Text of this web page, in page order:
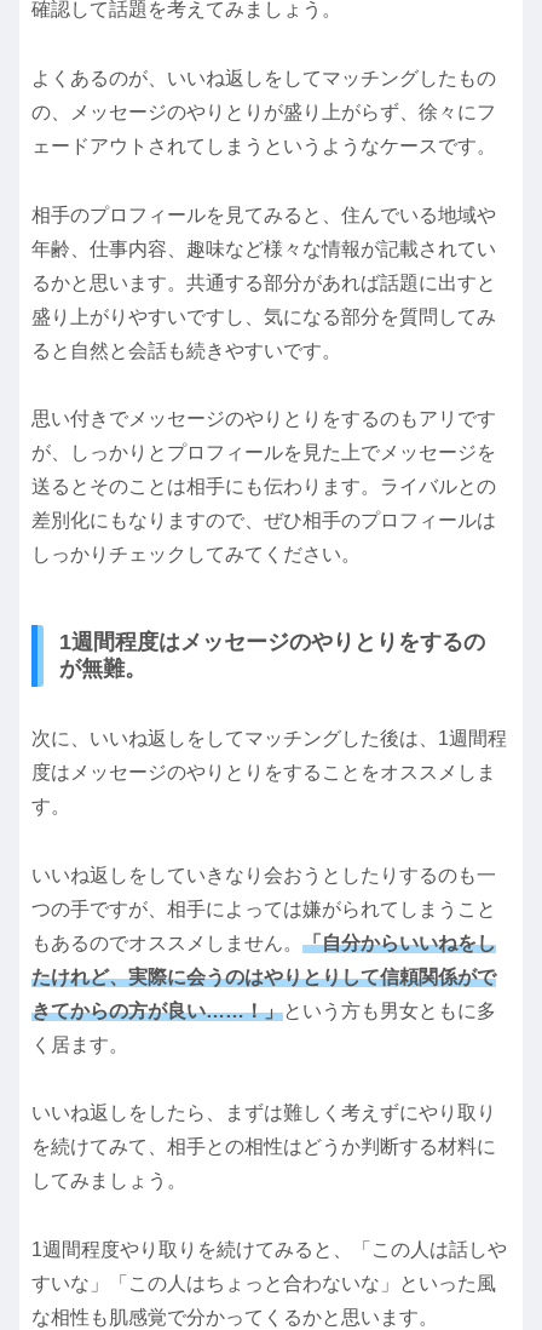
確認して話題を考えてみましょう。
よくあるのが、いいね返しをしてマッチングしたもの
の、メッセージのやりとりが盛り上がらず、徐々にフ
ェードアウトされてしまうというようなケースです。
相手のプロフィールを見てみると、住んでいる地域や
年齢、仕事内容、趣味など様々な情報が記載されてい
るかと思います。共通する部分があれば話題に出すと
盛り上がりやすいですし、気になる部分を質問してみ
ると自然と会話も続きやすいです。
思い付きでメッセージのやりとりをするのもアリです
が、しっかりとプロフィールを見た上でメッセージを
送るとそのことは相手にも伝わります。ライバルとの
差別化にもなりますので、ぜひ相手のプロフィールは
しっかりチェックしてみてください。
1週間程度はメッセージのやりとりをするの
が無難。
次に、いいね返しをしてマッチングした後は、1週間程
度はメッセージのやりとりをすることをオススメしま
す。
いいね返しをしていきなり会おうとしたりするのも一
つの手ですが、相手によっては嫌がられてしまうこと
もあるのでオススメしません。 「自分からいいねをし
たけれど、実際に会うのはやりとりして信頼関係がで
きてからの方が良い……！」という方も男女ともに多
く居ます。
いいね返しをしたら、まずは難しく考えずにやり取り
を続けてみて、相手との相性はどうか判断する材料に
してみましょう。
1週間程度やり取りを続けてみると、「この人は話しや
すいな」「この人はちょっと合わないな」といった風
な相性も肌感覚で分かってくるかと思います。